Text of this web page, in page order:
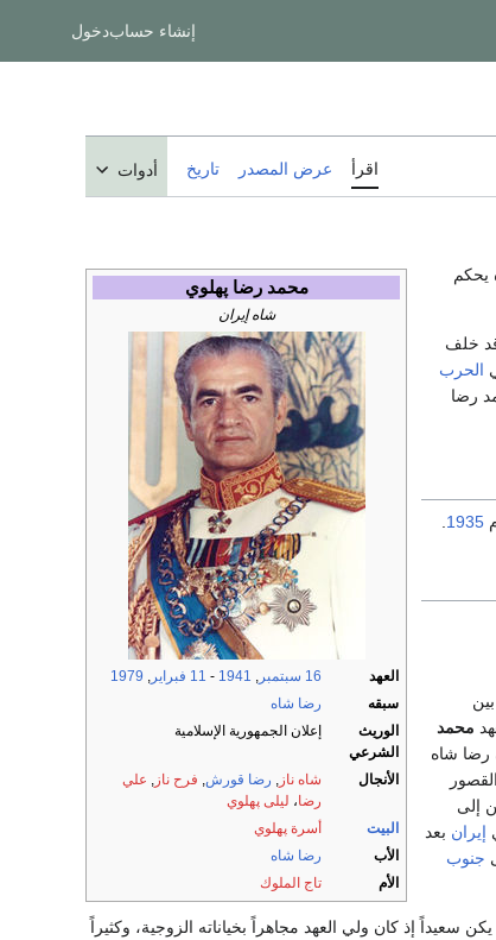
إنشاء حسابدخول
اقرأ عرض المصدر تاريخ أدوات
محمد رضا پهلوي
شاه إيران
العهد 16 سبتمبر ,
1941
- 11 فبراير ,
1979
سبقه
رضا شاه
الوريث
الشرعي
إعلان الجمهورية الإسلامية
الأنجال شاه ناز , رضا قورش, فرح ناز , علي
رضا، ليلى پهلوي
البيت
أسرة پهلوي
الأب
رضا شاه
الأم
تاج الملوك
يحكم
خلف
الحرب
رضا
1935
.
محمد
رضا شاه
إلى
إيران بعد
جنوب
1940). الزواج لم يكن سعيداً إذ كان ولي العهد مجاهراً بخياناته الزوجية، وكثيراً